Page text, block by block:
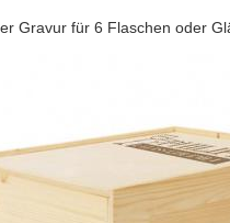
Gravur für 6 Flaschen oder